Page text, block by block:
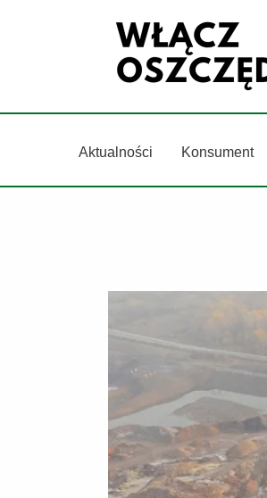
Aktualności Konsument